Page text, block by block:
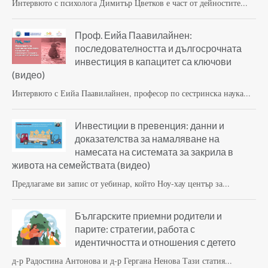
Интервюто с психолога Димитър Цветков е част от дейностите...
Проф. Еийа Паавилайнен:
последователността и дългосрочната
инвестиция в капацитет са ключови
(видео)
Интервюто с Еийа Паавилайнен, професор по сестринска наука...
Инвестиции в превенция: данни и
доказателства за намаляване на
намесата на системата за закрила в
живота на семействата (видео)
Предлагаме ви запис от уебинар, който Ноу-хау център за...
Българските приемни родители и
парите: стратегии, работа с
идентичността и отношения с детето
д-р Радостина Антонова и д-р Гергана Ненова Тази статия...